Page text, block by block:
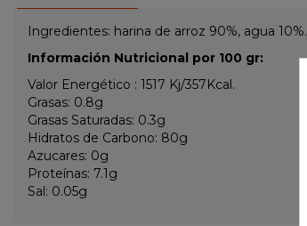
Ingredientes: harina de arroz 90%, agua 10%.
Información Nutricional por 100 gr:
Valor Energético : 1517 Kj/357Kcal.
Grasas: 0.8g
Grasas Saturadas: 0.3g
Hidratos de Carbono: 80g
Azucares: 0g
Proteínas: 7.1g
Sal: 0.05g